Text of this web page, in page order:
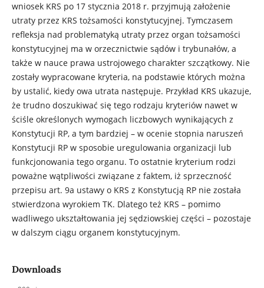
wniosek KRS po 17 stycznia 2018 r. przyjmują założenie
utraty przez KRS tożsamości konstytucyjnej. Tymczasem
refleksja nad problematyką utraty przez organ tożsamości
konstytucyjnej ma w orzecznictwie sądów i trybunałów, a
także w nauce prawa ustrojowego charakter szczątkowy. Nie
zostały wypracowane kryteria, na podstawie których można
by ustalić, kiedy owa utrata następuje. Przykład KRS ukazuje,
że trudno doszukiwać się tego rodzaju kryteriów nawet w
ściśle określonych wymogach liczbowych wynikających z
Konstytucji RP, a tym bardziej – w ocenie stopnia naruszeń
Konstytucji RP w sposobie uregulowania organizacji lub
funkcjonowania tego organu. To ostatnie kryterium rodzi
poważne wątpliwości związane z faktem, iż sprzeczność
przepisu art. 9a ustawy o KRS z Konstytucją RP nie została
stwierdzona wyrokiem TK. Dlatego też KRS – pomimo
wadliwego ukształtowania jej sędziowskiej części – pozostaje
w dalszym ciągu organem konstytucyjnym.
Downloads